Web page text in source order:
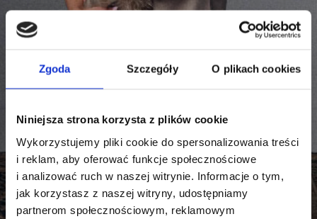
Zgoda Szczegóły O plikach cookies
Niniejsza strona korzysta z plików cookie
Wykorzystujemy pliki cookie do spersonalizowania treści
i reklam, aby oferować funkcje społecznościowe
i analizować ruch w naszej witrynie. Informacje o tym,
jak korzystasz z naszej witryny, udostępniamy
partnerom społecznościowym, reklamowym
Lekarzu weterynarii, poniżej
znajdziesz bezpłatne
webinary zrealizowane
w ramach kampanii marki Brit
Przygotowaliśmy je wspólnie z prelegentkami
z Vethink Academy - miejscem, które wspiera
lekarzy weterynarii, oferując szkolenia
i warsztaty pomagające radzić sobie ze
stresem, rozwijać umiejętności interpersonalne
i budować relacje oparte na zaufaniu.